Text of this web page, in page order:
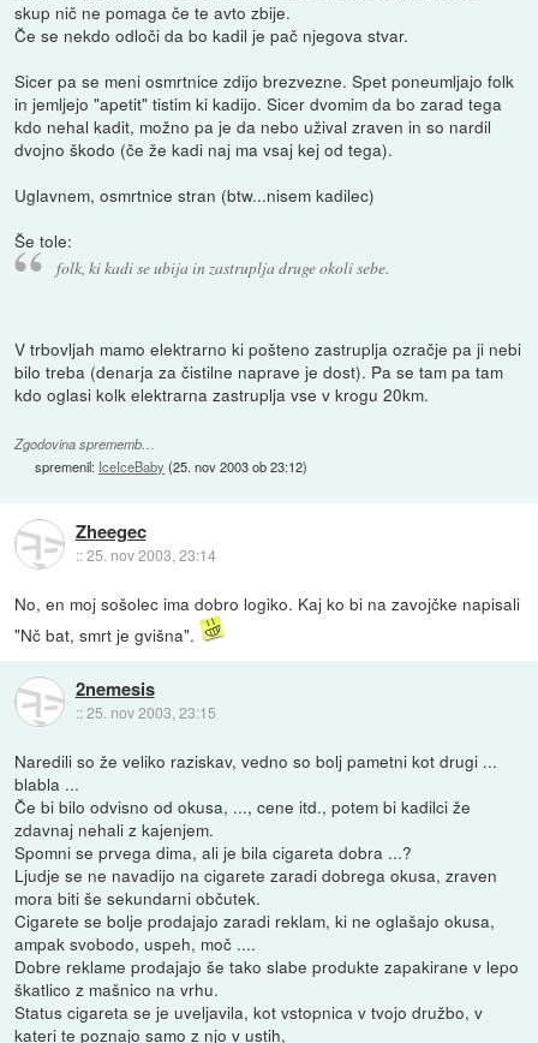
skup nič ne pomaga če te avto zbije.
Če se nekdo odloči da bo kadil je pač njegova stvar.
Sicer pa se meni osmrtnice zdijo brezvezne. Spet poneumljajo folk
in jemljejo "apetit" tistim ki kadijo. Sicer dvomim da bo zarad tega
kdo nehal kadit, možno pa je da nebo užival zraven in so nardil
dvojno škodo (če že kadi naj ma vsaj kej od tega).
Uglavnem, osmrtnice stran (btw...nisem kadilec)
Še tole:
folk, ki kadi se ubija in zastruplja druge okoli sebe.
V trbovljah mamo elektrarno ki pošteno zastruplja ozračje pa ji nebi
bilo treba (denarja za čistilne naprave je dost). Pa se tam pa tam
kdo oglasi kolk elektrarna zastruplja vse v krogu 20km.
Zgodovina sprememb…
spremenil: IceIceBaby (25. nov 2003 ob 23:12)
Zheegec
::25. nov 2003, 23:14
No, en moj sošolec ima dobro logiko. Kaj ko bi na zavojčke napisali
"Nč bat, smrt je gvišna".
2nemesis
::25. nov 2003, 23:15
Naredili so že veliko raziskav, vedno so bolj pametni kot drugi ...
blabla ...
Če bi bilo odvisno od okusa, ..., cene itd., potem bi kadilci že
zdavnaj nehali z kajenjem.
Spomni se prvega dima, ali je bila cigareta dobra ...?
Ljudje se ne navadijo na cigarete zaradi dobrega okusa, zraven
mora biti še sekundarni občutek.
Cigarete se bolje prodajajo zaradi reklam, ki ne oglašajo okusa,
ampak svobodo, uspeh, moč ....
Dobre reklame prodajajo še tako slabe produkte zapakirane v lepo
škatlico z mašnico na vrhu.
Status cigareta se je uveljavila, kot vstopnica v tvojo družbo, v
kateri te poznajo samo z njo v ustih,